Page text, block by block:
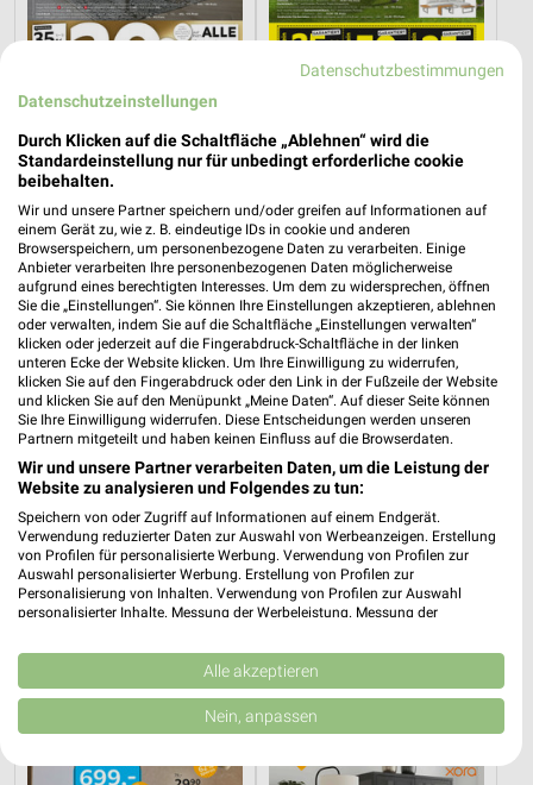
Angebote ab 08.08.
Gültig bis Fr. 14.08.
Gartenmöbel-Abverkauf
Gültig bis Fr. 28.08.
XXXLutz
29,2 km
Wohnideen so individuell wie du!
XXXLutz
Musterring
XXXLutz
Datenschutzbestimmungen
Datenschutzeinstellungen
Durch Klicken auf die Schaltfläche „Ablehnen“ wird die
Standardeinstellung nur für unbedingt erforderliche cookie
beibehalten.
Wir und unsere Partner speichern und/oder greifen auf Informationen auf
einem Gerät zu, wie z. B. eindeutige IDs in cookie und anderen
Browserspeichern, um personenbezogene Daten zu verarbeiten. Einige
Anbieter verarbeiten Ihre personenbezogenen Daten möglicherweise
aufgrund eines berechtigten Interesses. Um dem zu widersprechen, öffnen
Sie die „Einstellungen“. Sie können Ihre Einstellungen akzeptieren, ablehnen
oder verwalten, indem Sie auf die Schaltfläche „Einstellungen verwalten“
klicken oder jederzeit auf die Fingerabdruck-Schaltfläche in der linken
unteren Ecke der Website klicken. Um Ihre Einwilligung zu widerrufen,
klicken Sie auf den Fingerabdruck oder den Link in der Fußzeile der Website
und klicken Sie auf den Menüpunkt „Meine Daten“. Auf dieser Seite können
Sie Ihre Einwilligung widerrufen. Diese Entscheidungen werden unseren
Partnern mitgeteilt und haben keinen Einfluss auf die Browserdaten.
Wir und unsere Partner verarbeiten Daten, um die Leistung der
Website zu analysieren und Folgendes zu tun:
Speichern von oder Zugriff auf Informationen auf einem Endgerät.
Verwendung reduzierter Daten zur Auswahl von Werbeanzeigen. Erstellung
von Profilen für personalisierte Werbung. Verwendung von Profilen zur
Auswahl personalisierter Werbung. Erstellung von Profilen zur
Personalisierung von Inhalten. Verwendung von Profilen zur Auswahl
personalisierter Inhalte. Messung der Werbeleistung. Messung der
Kombinationen von Daten aus verschiedenen Quellen. Entwicklung und
Verbesserung der Angebote. Verwendung reduzierter Daten zur Auswahl
von Inhalten.
Daten können außerhalb der Europäischen Union weitergegeben und in die
Website/App.
Alle akzeptieren
Nein, anpassen